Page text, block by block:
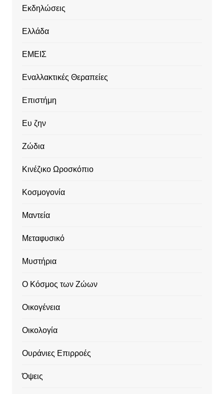
Εκδηλώσεις
Ελλάδα
ΕΜΕΙΣ
Εναλλακτικές Θεραπείες
Επιστήμη
Ευ ζην
Ζώδια
Κινέζικο Ωροσκόπιο
Κοσμογονία
Μαντεία
Μεταφυσικό
Μυστήρια
Ο Κόσμος των Ζώων
Οικογένεια
Οικολογία
Ουράνιες Επιρροές
Όψεις